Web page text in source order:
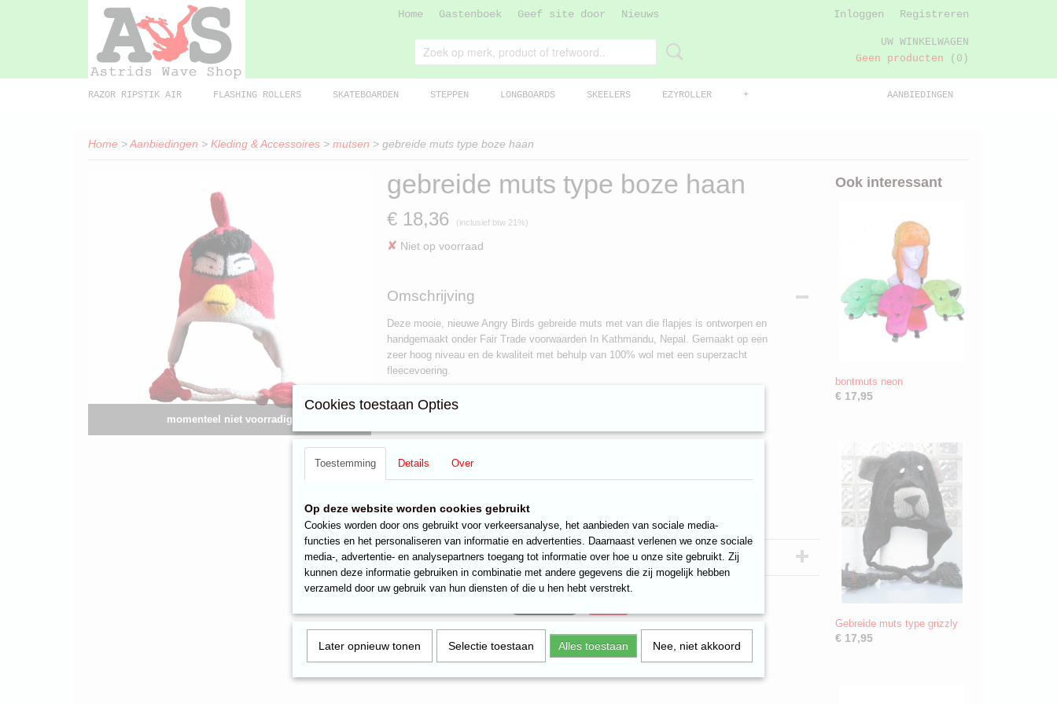
Home Gastenboek Geef site door Nieuws Inloggen Registreren
UW WINKELWAGEN
Geen producten
(0)
AANBIEDINGEN
RAZOR RIPSTIK AIR FLASHING ROLLERS SKATEBOARDEN STEPPEN LONGBOARDS SKEELERS EZYROLLER +
Home >Aanbiedingen > Kleding & Accessoires > mutsen > gebreide muts type boze haan
momenteel niet voorradig
gebreide muts type boze haan
€ 18,36 (inclusief btw 21%)
✘ Niet op voorraad
Omschrijving
Deze mooie, nieuwe Angry Birds gebreide muts met van die flapjes is ontworpen en
handgemaakt onder Fair Trade voorwaarden In Kathmandu, Nepal. Gemaakt op een
zeer hoog niveau en de kwaliteit met behulp van 100% wol met een superzacht
fleecevoering.
Reacties
Ook interessant
bontmuts neon
€ 17,95
Gebreide muts type grizzly
€ 17,95
Cookies toestaan Opties
Toestemming Details Over
Op deze website worden cookies gebruikt
Cookies worden door ons gebruikt voor verkeersanalyse, het aanbieden van sociale media-
functies en het personaliseren van informatie en advertenties. Daarnaast verlenen we onze sociale
media-, advertentie- en analysepartners toegang tot informatie over hoe u onze site gebruikt. Zij
kunnen deze informatie gebruiken in combinatie met andere gegevens die zij mogelijk hebben
verzameld door uw gebruik van hun diensten of die u hen hebt verstrekt.
Later opnieuw tonen Selectie toestaan Alles toestaan Nee, niet akkoord